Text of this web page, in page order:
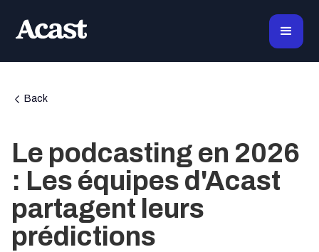
Back
Le podcasting en 2026
: Les équipes d'Acast
partagent leurs
prédictions